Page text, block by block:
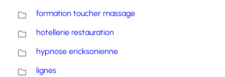
formation toucher massage
hotellerie restauration
hypnose ericksonienne
lignes